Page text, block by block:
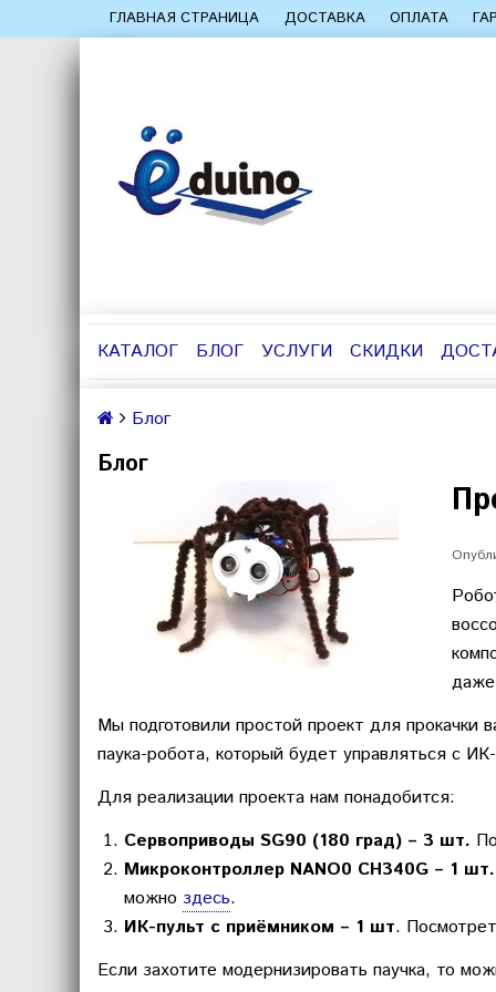
ГЛАВНАЯ СТРАНИЦА ДОСТАВКА ОПЛАТА
КАТАЛОГ БЛОГ УСЛУГИ СКИДКИ
Блог
Блог
даже
Мы подготовили простой проект для
паука-робота, который будет управляться с
Для реализации проекта нам понадобится:
Сервоприводы SG90 (180 град) – 3 шт.
Микроконтроллер NANO0 CH340G – 1 шт.
можно здесь.
ИК-пульт с приёмником – 1 шт.
Если захотите модернизировать паучка, то